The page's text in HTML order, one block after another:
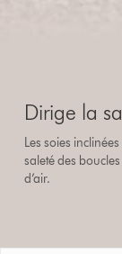
Dirige la
Les soies
saleté des
d’air.